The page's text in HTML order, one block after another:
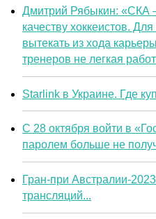
Дмитрий Рябыкин: «СКА
качеству хоккеистов.
вытекать из хода
тренеров не легкая
Starlink в Украине. Где
С 28 октября войти в
паролем больше не
Гран-при Австралии-
трансляций...